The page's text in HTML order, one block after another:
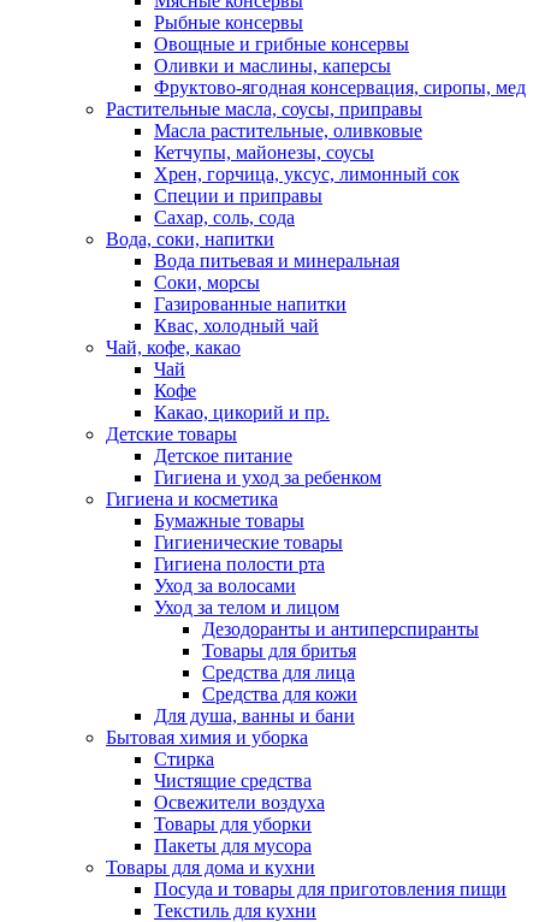
Рыбные консервы
Овощные и грибные консервы
Оливки и маслины, каперсы
Фруктово-ягодная консервация, сиропы, мед
Растительные масла, соусы, приправы
Масла растительные, оливковые
Кетчупы, майонезы, соусы
Хрен, горчица, уксус, лимонный сок
Специи и приправы
Сахар, соль, сода
Вода, соки, напитки
Вода питьевая и минеральная
Соки, морсы
Газированные напитки
Квас, холодный чай
Чай, кофе, какао
Чай
Кофе
Какао, цикорий и пр.
Детские товары
Детское питание
Гигиена и уход за ребенком
Гигиена и косметика
Бумажные товары
Гигиенические товары
Гигиена полости рта
Уход за волосами
Уход за телом и лицом
Дезодоранты и антиперспиранты
Товары для бритья
Средства для лица
Средства для кожи
Для душа, ванны и бани
Бытовая химия и уборка
Стирка
Чистящие средства
Освежители воздуха
Товары для уборки
Пакеты для мусора
Товары для дома и кухни
Посуда и товары для приготовления пищи
Текстиль для кухни